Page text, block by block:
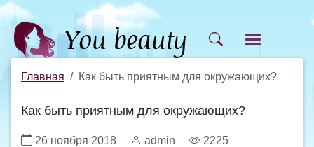
Главная Как быть приятным для окружающих?
Как быть приятным для окружающих?
26 ноября 2018 admin 2225